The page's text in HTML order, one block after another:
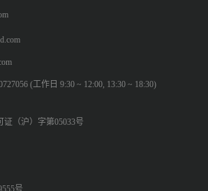
(工作日 9:30 ~ 12:00, 13:30 ~ 18:30)
（沪）字第05033号
号